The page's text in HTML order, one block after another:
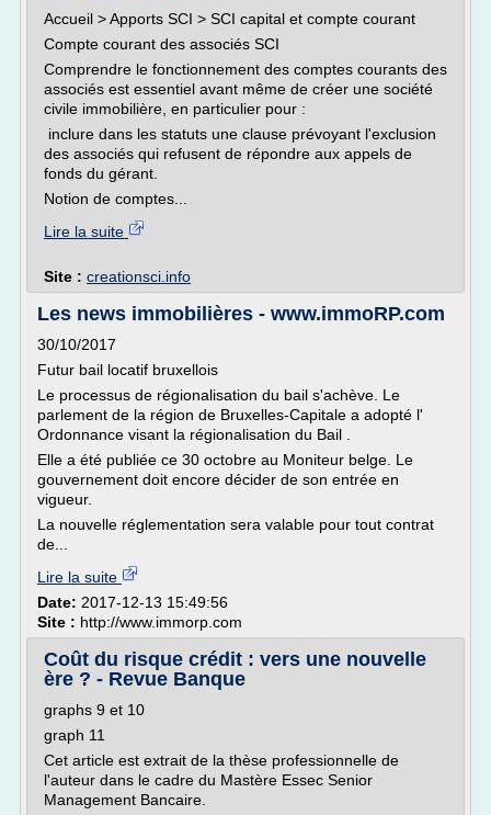
Accueil > Apports SCI > SCI capital et compte courant
Compte courant des associés SCI
Comprendre le fonctionnement des comptes courants des
associés est essentiel avant même de créer une société
civile immobilière, en particulier pour :
inclure dans les statuts une clause prévoyant l'exclusion
des associés qui refusent de répondre aux appels de
fonds du gérant.
Notion de comptes...
Lire la suite
Site : creationsci.info
Les news immobilières - www.immoRP.com
30/10/2017
Futur bail locatif bruxellois
Le processus de régionalisation du bail s'achève. Le
parlement de la région de Bruxelles-Capitale a adopté l'
Ordonnance visant la régionalisation du Bail .
Elle a été publiée ce 30 octobre au Moniteur belge. Le
gouvernement doit encore décider de son entrée en
vigueur.
La nouvelle réglementation sera valable pour tout contrat
de...
Lire la suite
Date: 2017-12-13 15:49:56
Site : http://www.immorp.com
Coût du risque crédit : vers une nouvelle
ère ? - Revue Banque
graphs 9 et 10
graph 11
Cet article est extrait de la thèse professionnelle de
l'auteur dans le cadre du Mastère Essec Senior
Management Bancaire.